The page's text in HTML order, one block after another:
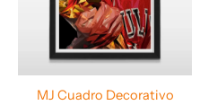
MJ Cuadro Decorativo